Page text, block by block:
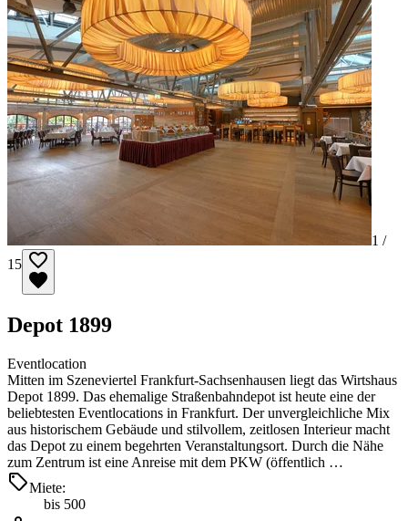
1 /
15
Depot 1899
Eventlocation
Mitten im Szeneviertel Frankfurt-Sachsenhausen liegt das Wirtshaus
Depot 1899. Das ehemalige Straßenbahndepot ist heute eine der
beliebtesten Eventlocations in Frankfurt. Der unvergleichliche Mix
aus historischem Gebäude und stilvollem, zeitlosen Interieur macht
das Depot zu einem begehrten Veranstaltungsort. Durch die Nähe
zum Zentrum ist eine Anreise mit dem PKW (öffentlich …
Miete:
bis 500